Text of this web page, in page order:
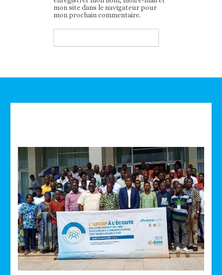
mon site dans le navigateur pour
mon prochain commentaire.